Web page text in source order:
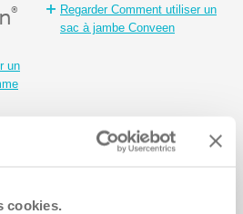
cookies.
®
un
Regarder Comment utiliser un
sac à jambe Conveen